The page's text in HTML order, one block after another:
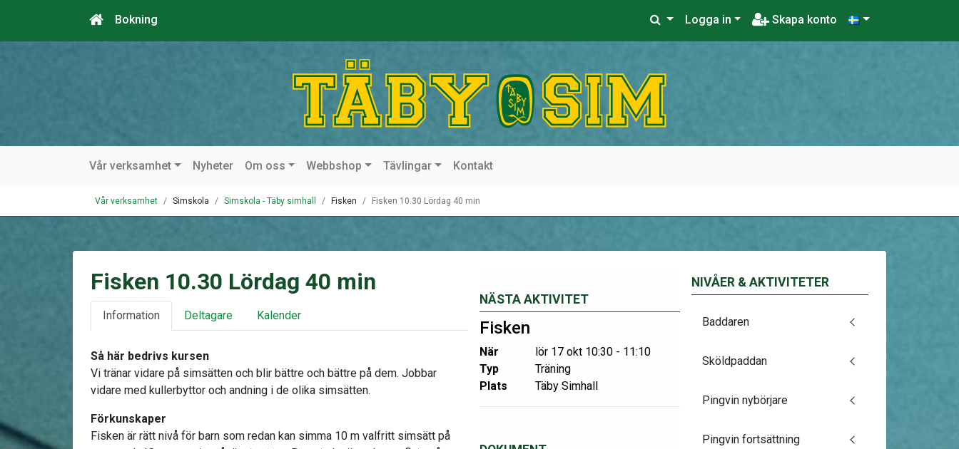
Bokning Logga in Skapa konto
Vår verksamhet Nyheter Om oss Webbshop Tävlingar Kontakt
Vår verksamhet Simskola Simskola - Täby simhall Fisken Fisken 10.30 Lördag 40 min
NÄSTA AKTIVITET
Fisken
När
lör 17 okt 10:30 - 11:10
Typ
Träning
Plats
Täby Simhall
Fisken 10.30 Lördag 40 min
Information Deltagare Kalender
Så här bedrivs kursen
Vi tränar vidare på simsätten och blir bättre och bättre på dem. Jobbar
vidare med kullerbyttor och andning i de olika simsätten.
Förkunskaper
Fisken är rätt nivå för barn som redan kan simma 10 m valfritt simsätt på
NIVÅER & AKTIVITETER
Baddaren
Sköldpaddan
Pingvin nybörjare
Pingvin fortsättning